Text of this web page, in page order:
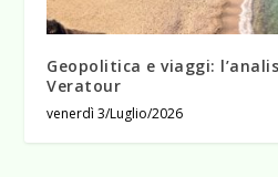
Geopolitica e viaggi:
Veratour
venerdì 3/Luglio/2026